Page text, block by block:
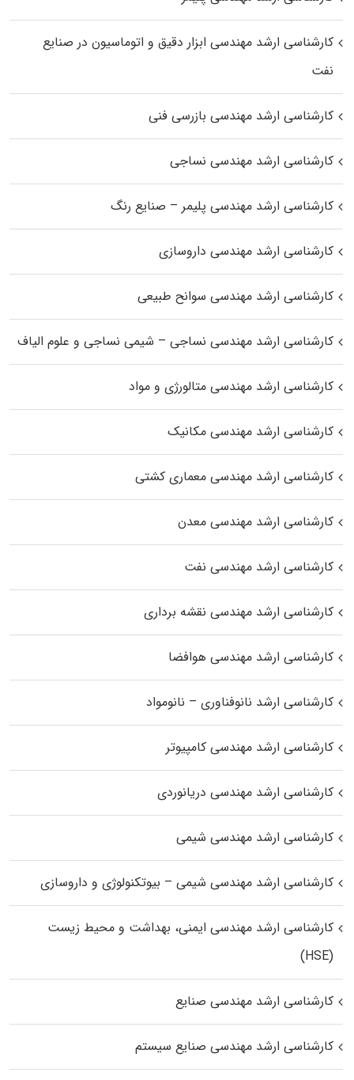
کارشناسی ارشد مهندسی ابزار دقیق و اتوماسیون در صنایع
نفت
کارشناسی ارشد مهندسی بازرسی فنی
کارشناسی ارشد مهندسی نساجی
کارشناسی ارشد مهندسی پلیمر – صنایع رنگ
کارشناسی ارشد مهندسی داروسازی
کارشناسی ارشد مهندسی سوانح طبیعی
کارشناسی ارشد مهندسی نساجی – شیمی نساجی و علوم الیاف
کارشناسی ارشد مهندسی متالورژی و مواد
کارشناسی ارشد مهندسی مکانیک
کارشناسی ارشد مهندسی معماری کشتی
کارشناسی ارشد مهندسی معدن
کارشناسی ارشد مهندسی نفت
کارشناسی ارشد مهندسی نقشه برداری
کارشناسی ارشد مهندسی هوافضا
کارشناسی ارشد نانوفناوری – نانومواد
کارشناسی ارشد مهندسی کامپیوتر
کارشناسی ارشد مهندسی دریانوردی
کارشناسی ارشد مهندسی شیمی
کارشناسی ارشد مهندسی شیمی – بیوتکنولوژی و داروسازی
کارشناسی ارشد مهندسی ایمنی، بهداشت و محیط زیست
(HSE)
کارشناسی ارشد مهندسی صنایع
کارشناسی ارشد مهندسی صنایع سیستم